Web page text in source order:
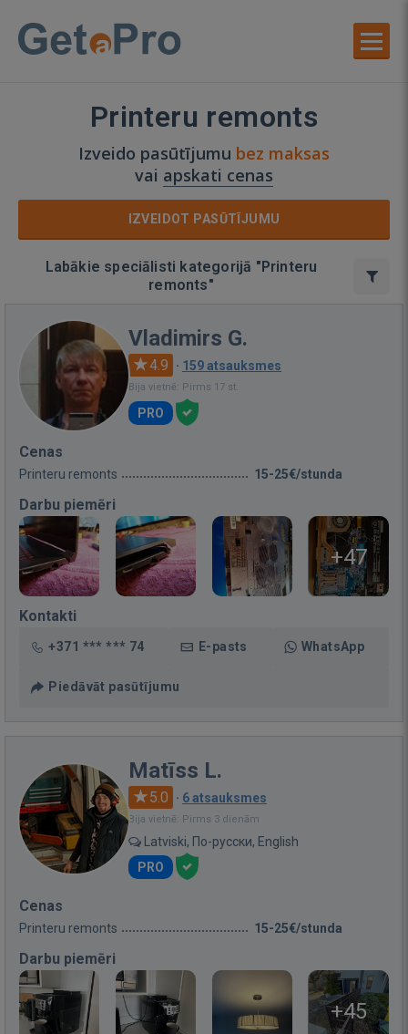
Printeru remonts
Izveido pasūtījumu bez maksas
vai apskati cenas
IZVEIDOT PASŪTĪJUMU
Labākie speciālisti kategorijā "Printeru
remonts"
Vladimirs G.
4.9 · 159 atsauksmes
Bija vietnē: Pirms 17 st.
PRO
Cenas
Printeru remonts 15-25€/stunda
Darbu piemēri
+47
Kontakti
+371 *** *** 74 E-pasts WhatsApp
Piedāvāt pasūtījumu
Matīss L.
5.0 · 6 atsauksmes
Bija vietnē: Pirms 3 dienām
Latviski, По-русски, English
PRO
Cenas
Printeru remonts 15-25€/stunda
Darbu piemēri
+45